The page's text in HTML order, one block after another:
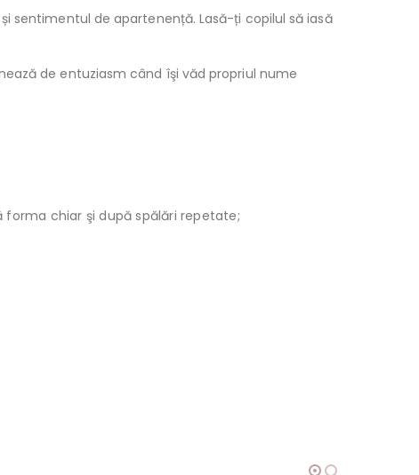
sentimentul de apartenență. Lasă-ți copilul să iasă
de entuziasm când îşi văd propriul nume
chiar şi după spălări repetate;